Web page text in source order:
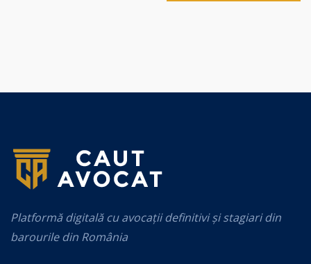
Platformă digitală cu avocații definitivi și stagiari din
barourile din România